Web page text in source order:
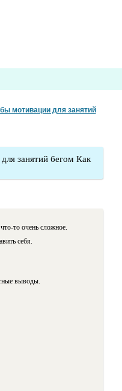
мотивации для занятий
занятий бегом Как
то очень сложное.
себя.
выводы.